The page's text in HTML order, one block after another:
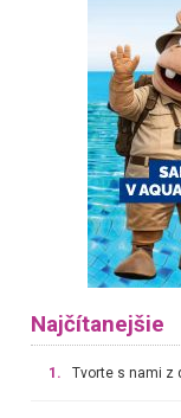
Najčítanejšie
1. Tvorte s nami z